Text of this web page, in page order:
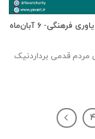
تفاهم‌نامه همکاری شرکت صدراستون با جامعه یاوری فرهنگی- ۶ آبان‌ماه
قدمی برداردنیک
۴